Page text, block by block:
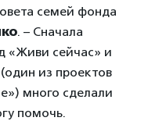
семей фонда
. – Сначала
«Живи сейчас» и
из проектов
много сделали
помочь.